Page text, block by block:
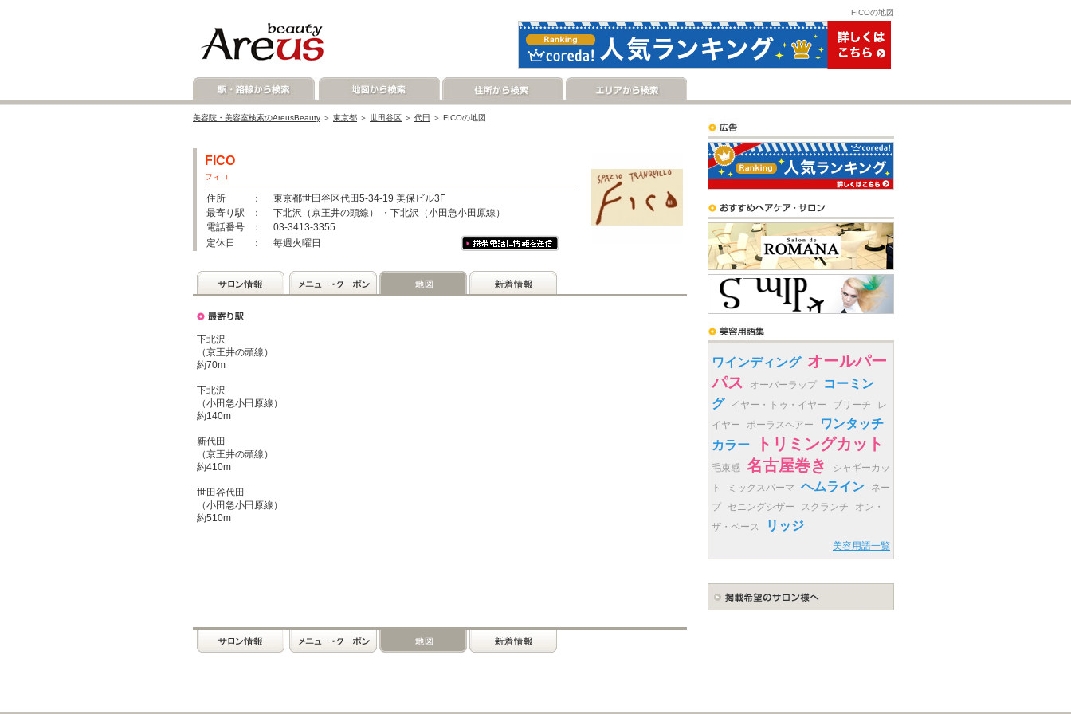
FICOの地図
美容院・美容室検索のAreusBeauty ＞ 東京都 ＞ 世田谷区 ＞ 代田 ＞ FICOの地図
FICO
フィコ
住所
： 東京都世田谷区代田5-34-19 美保ビル3F
最寄り駅
： 下北沢（京王井の頭線） ・下北沢（小田急小田原線）
電話番号
： 03-3413-3355
定休日
： 毎週火曜日
下北沢
（京王井の頭線）
約70m
下北沢
（小田急小田原線）
約140m
新代田
（京王井の頭線）
約410m
世田谷代田
（小田急小田原線）
約510m
ワインディング オールパー
パス
オーバーラップ
コーミン
グ
イヤー・トゥ・イヤー ブリーチ
レ
イヤー
ポーラスヘアー
ワンタッチ
カラー
トリミングカット
毛束感 名古屋巻き
シャギーカッ
ト
ミックスパーマ ヘムライン
ネー
プ
セニングシザー スクランチ
オン・
ザ・ベース
リッジ
美容用語一覧